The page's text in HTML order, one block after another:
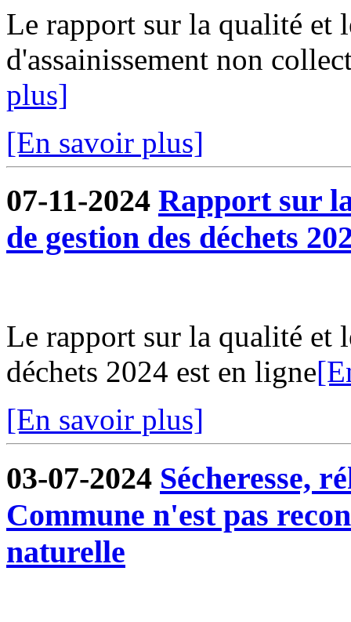
Le rapport sur la qualité et
d'assainissement non
plus]
[En savoir plus]
07-11-2024 Rapport sur
de gestion des déchets
Le rapport sur la qualité et
déchets 2024 est en ligne
[En savoir plus]
03-07-2024 Sécheresse,
Commune n'est pas
naturelle